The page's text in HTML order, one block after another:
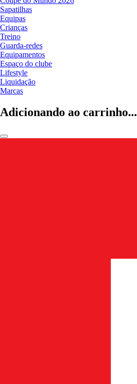
Sapatilhas
Equipas
Crianças
Treino
Guarda-redes
Equipamentos
Espaço do clube
Lifestyle
Liquidação
Marcas
Adicionando ao carrinho...